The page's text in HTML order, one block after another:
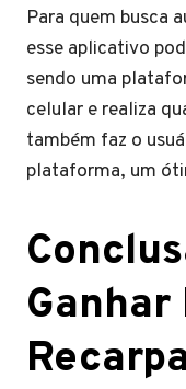
Para quem busca
esse aplicativo
sendo uma
celular e realiza
também faz o
plataforma, um